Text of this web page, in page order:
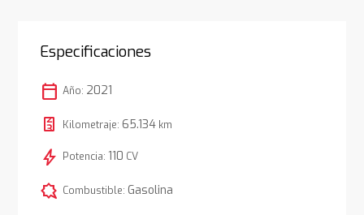
Especificaciones
calendar_today Año: 2021
Kilometraje: 65.134km
bolt Potencia: 110 CV
comic_bubble Combustible: Gasolina